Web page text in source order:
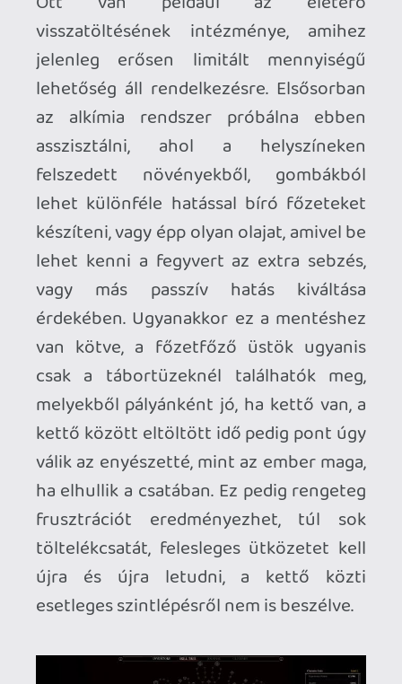
És ugyan a felszín alatt - már csak a
kevéske, 3-4 órányi tartalmat tekintve is -
még rengeteg munka vár arra az alig 13
fős német csapatra, ami fillérekért kínál
egy az ihlető nagyságához talán már
most felérő lélektani folytatást, a fölött
legalább már most is minden eléggé
rendben. A Fatekeeper túlzás nélkül
műfajának talán jelenlegi legszebb játéka,
amely egy Unreal Engine 5 techdemónak
is felér, csak épp itt a játékmenet aktívan
működik, és ugyan a világ összes
erőforrását képes felhabzsolni, már
közepes beállítások mellett is olyan
aprólékosan kidolgozott helyszíneket,
ködbe burkolózó hatalmas
hegycsúcsokat, völgyekkel és forrásokkal
szegélyezett völgyeket, szobrokkal és
intarziákkal díszített kapubejáratokat,
párás ridegséggel csábító kazamatákat,
árnyékban és napfényben fürdő
pocsolyákat, parázsló tábortüzeket, a
markolat csücskéig felcicomázott
fegyvereket kínál, ami miatt végképp
már most, a legkezdetlegesebb